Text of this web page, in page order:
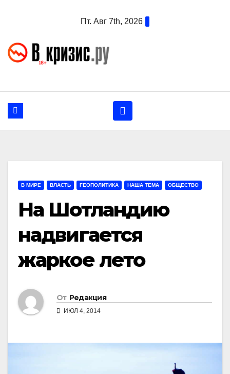
Пт. Авг 7th, 2026
В МИРЕ ВЛАСТЬ ГЕОПОЛИТИКА НАША ТЕМА ОБЩЕСТВО
На Шотландию
надвигается
жаркое лето
От Редакция
ИЮЛ 4, 2014